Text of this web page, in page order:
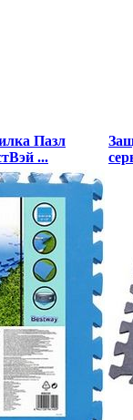
Пазл
...